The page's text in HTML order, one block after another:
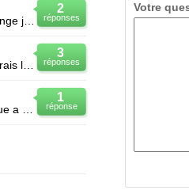
2
réponses
Bonjour voila j'ai passeé mon permis ce matin,voila arrivan au feu orange j'ai freiner brusquement,l
3
réponses
Bonjour,je viens de passé mon permis de conduire ce matin et je n'aurais les résultats que dans 2 vo
1
réponse
Votre